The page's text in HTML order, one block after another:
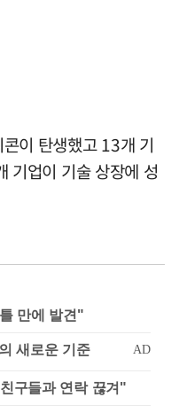
이 탄생했고 13개 기
기업이 기술 상장에 성
만에 발견"
구들과 연락 끊겨"